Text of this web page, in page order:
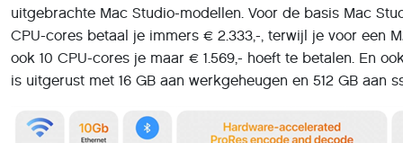
uitgebrachte Mac Studio-modellen. Voor de basis Mac
CPU-cores betaal je immers € 2.333,-, terwijl je voor een
ook 10 CPU-cores je maar € 1.569,- hoeft te betalen. En
is uitgerust met 16 GB aan werkgeheugen en 512 GB aan